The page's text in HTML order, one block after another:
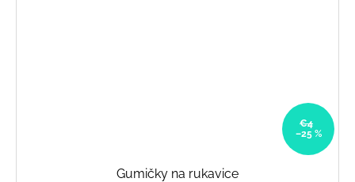
€4
–25 %
Gumičky na rukavice